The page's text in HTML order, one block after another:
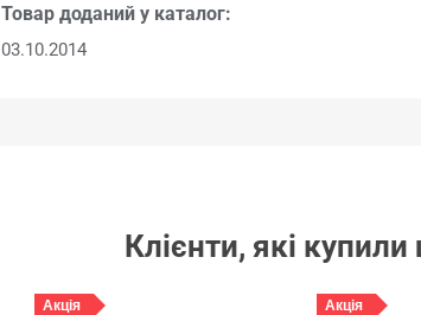
Товар доданий у каталог:
03.10.2014
Клієнти, які
Акція
Акція